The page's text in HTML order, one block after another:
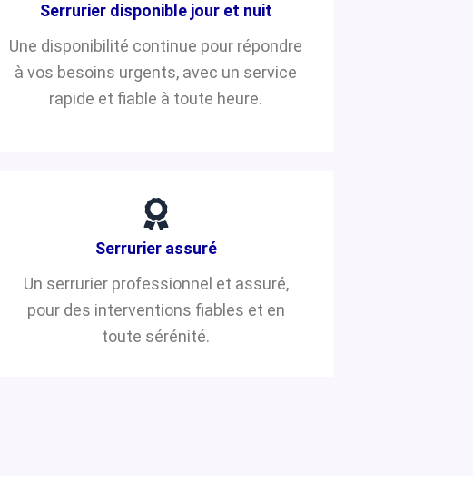
Serrurier disponible jour et nuit
Une disponibilité continue pour répondre
à vos besoins urgents, avec un service
rapide et fiable à toute heure.
Serrurier assuré
Un serrurier professionnel et assuré,
pour des interventions fiables et en
toute sérénité.